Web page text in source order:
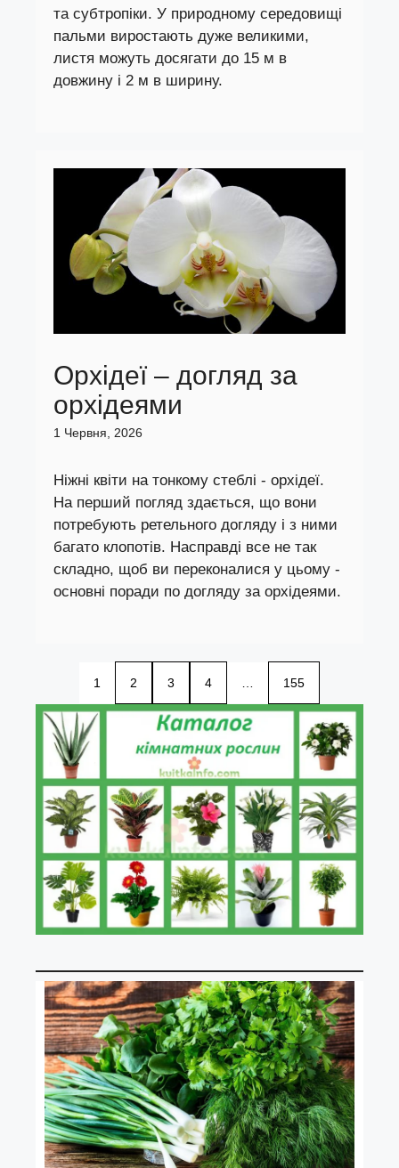
та субтропіки. У природному середовищі
пальми виростають дуже великими,
листя можуть досягати до 15 м в
довжину і 2 м в ширину.
Орхідеї – догляд за
орхідеями
1 Червня, 2026
Ніжні квіти на тонкому стеблі - орхідеї.
На перший погляд здається, що вони
потребують ретельного догляду і з ними
багато клопотів. Насправді все не так
складно, щоб ви переконалися у цьому -
основні поради по догляду за орхідеями.
1 2 3 4 155